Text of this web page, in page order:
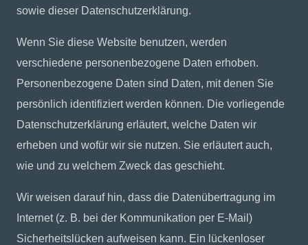
sowie dieser Datenschutzerklärung.
Wenn Sie diese Website benutzen, werden
verschiedene personenbezogene Daten erhoben.
Personenbezogene Daten sind Daten, mit denen Sie
persönlich identifiziert werden können. Die vorliegende
Datenschutzerklärung erläutert, welche Daten wir
erheben und wofür wir sie nutzen. Sie erläutert auch,
wie und zu welchem Zweck das geschieht.
Wir weisen darauf hin, dass die Datenübertragung im
Internet (z. B. bei der Kommunikation per E-Mail)
Sicherheitslücken aufweisen kann. Ein lückenloser